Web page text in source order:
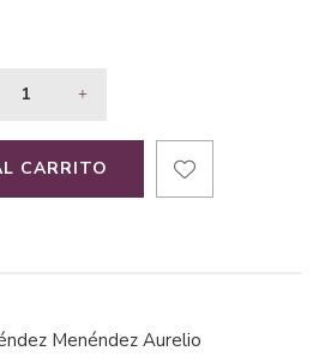
CARRITO
Menéndez Aurelio